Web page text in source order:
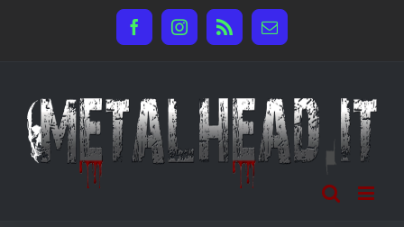
FacebookInstagram
Rss Email